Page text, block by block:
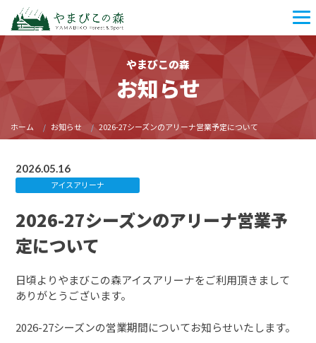
やまびこの森
お知らせ
ホーム お知らせ 2026-27シーズンのアリーナ営業予定について
2026.05.16
アイスアリーナ
2026-27シーズンのアリーナ営業予
定について
日頃よりやまびこの森アイスアリーナをご利用頂きまして
ありがとうございます。
2026-27シーズンの営業期間についてお知らせいたします。